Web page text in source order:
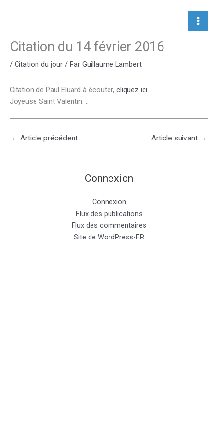
Citation du 14 février 2016
/ Citation du jour / Par Guillaume Lambert
Citation de Paul Eluard à écouter, cliquez ici
Joyeuse Saint Valentin. ..
← Article précédent Article suivant →
Connexion
Connexion
Flux des publications
Flux des commentaires
Site de WordPress-FR